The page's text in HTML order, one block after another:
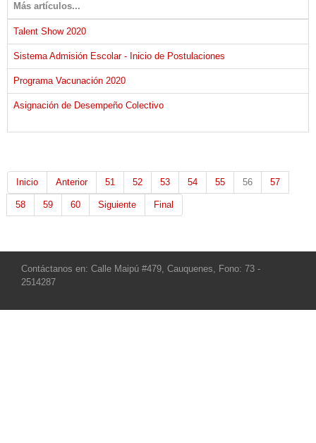
Más artículos...
Talent Show 2020
Sistema Admisión Escolar - Inicio de Postulaciones
Programa Vacunación 2020
Asignación de Desempeño Colectivo
Inicio Anterior 51 52 53 54 55 56 57
58 59 60 Siguiente Final
Contáctanos en: Calle Maipú #479, Cauquenes, Fono: 73 -
2514287